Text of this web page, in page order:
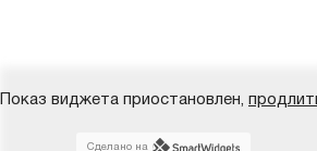
Показ виджета приостановлен,
Сделано на